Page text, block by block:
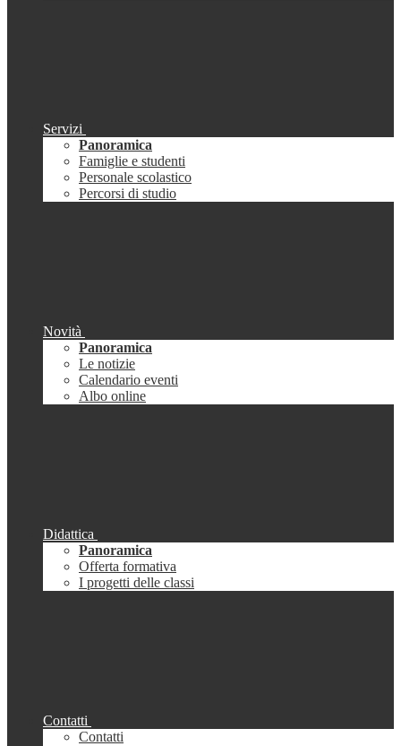
Servizi
Panoramica
Famiglie e studenti
Personale scolastico
Percorsi di studio
Novità
Panoramica
Le notizie
Calendario eventi
Albo online
Didattica
Panoramica
Offerta formativa
I progetti delle classi
Contatti
Contatti